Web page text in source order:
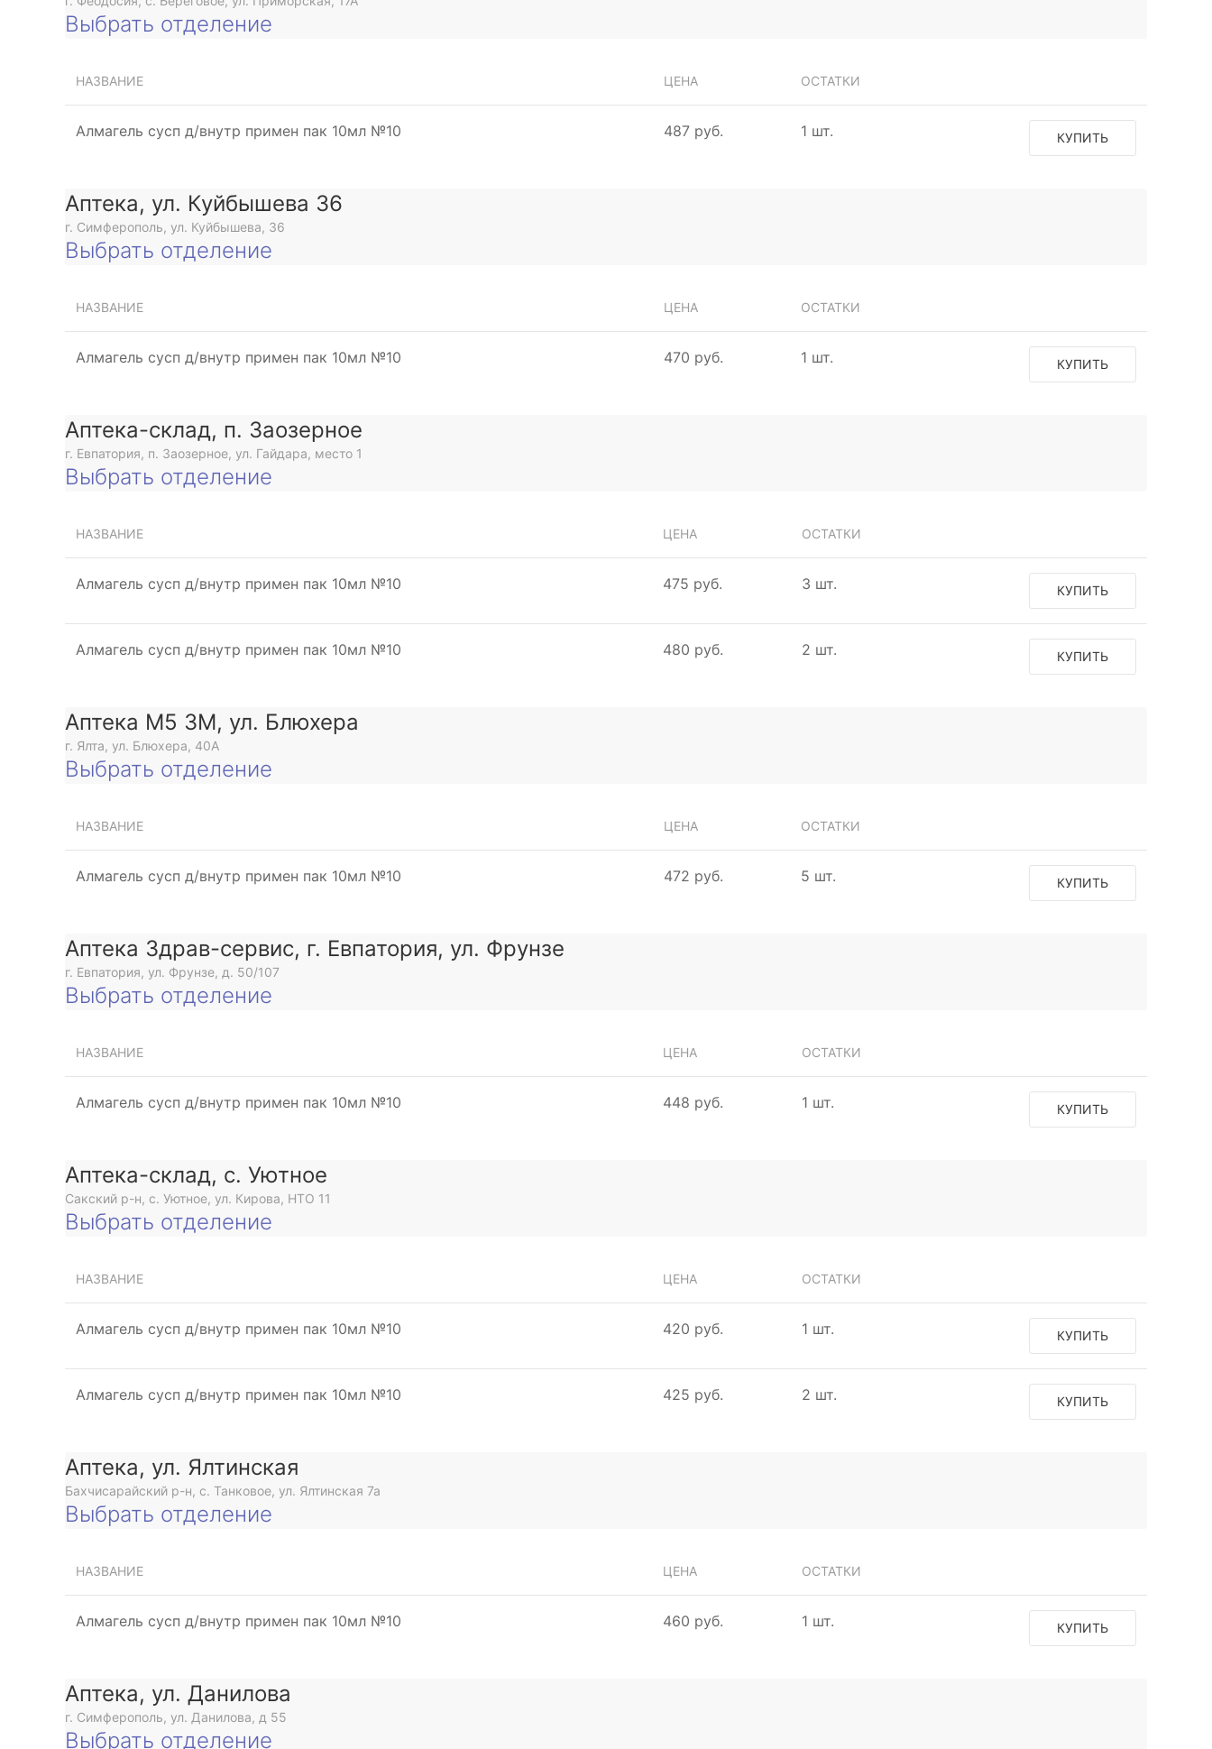
Выбрать отделение
НАЗВАНИЕ ЦЕНА ОСТАТКИ
Алмагель сусп д/внутр примен пак 10мл №10 487 руб. 1 шт. КУПИТЬ
Аптека, ул. Куйбышева 36
г. Симферополь, ул. Куйбышева, 36
Выбрать отделение
НАЗВАНИЕ ЦЕНА ОСТАТКИ
Алмагель сусп д/внутр примен пак 10мл №10 470 руб. 1 шт. КУПИТЬ
Аптека-склад, п. Заозерное
г. Евпатория, п. Заозерное, ул. Гайдара, место 1
Выбрать отделение
НАЗВАНИЕ ЦЕНА ОСТАТКИ
Алмагель сусп д/внутр примен пак 10мл №10 475 руб. 3 шт. КУПИТЬ
Алмагель сусп д/внутр примен пак 10мл №10 480 руб. 2 шт. КУПИТЬ
Аптека М5 3М, ул. Блюхера
г. Ялта, ул. Блюхера, 40А
Выбрать отделение
НАЗВАНИЕ ЦЕНА ОСТАТКИ
Алмагель сусп д/внутр примен пак 10мл №10 472 руб. 5 шт. КУПИТЬ
Аптека Здрав-сервис, г. Евпатория, ул. Фрунзе
г. Евпатория, ул. Фрунзе, д. 50/107
Выбрать отделение
НАЗВАНИЕ ЦЕНА ОСТАТКИ
Алмагель сусп д/внутр примен пак 10мл №10 448 руб. 1 шт. КУПИТЬ
Аптека-склад, с. Уютное
Сакский р-н, с. Уютное, ул. Кирова, НТО 11
Выбрать отделение
НАЗВАНИЕ ЦЕНА ОСТАТКИ
Алмагель сусп д/внутр примен пак 10мл №10 420 руб. 1 шт. КУПИТЬ
Алмагель сусп д/внутр примен пак 10мл №10 425 руб. 2 шт. КУПИТЬ
Аптека, ул. Ялтинская
Бахчисарайский р-н, с. Танковое, ул. Ялтинская 7а
Выбрать отделение
НАЗВАНИЕ ЦЕНА ОСТАТКИ
Алмагель сусп д/внутр примен пак 10мл №10 460 руб. 1 шт. КУПИТЬ
Аптека, ул. Данилова
г. Симферополь, ул. Данилова, д 55
Выбрать отделение